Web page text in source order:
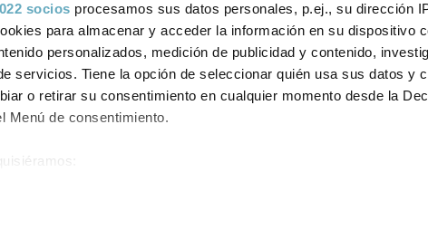
socios procesamos sus datos personales, p.ej., su dirección
para almacenar y acceder la información en su dispositivo
personalizados, medición de publicidad y contenido,
servicios. Tiene la opción de seleccionar quién usa sus datos y
o retirar su consentimiento en cualquier momento desde la
Menú de consentimiento.
Premios literarios
Política de privacidad Condiciones generales Política
2026 C/ Muntaner, 269, entlo. 1ª - 08021 Barcelona (Spain)